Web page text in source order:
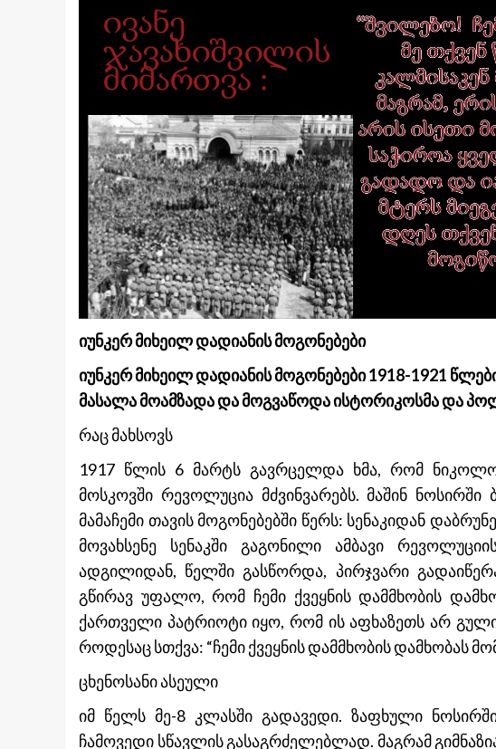
იუნკერ მიხეილ დადიანის მოგონებები
იუნკერ მიხეილ დადიანის მოგონებები 1918-1921
მასალა მოამზადა და მოგვაწოდა ისტორიკოსმა და
რაც მახსოვს
1917 წლის 6 მარტს გავრცელდა ხმა, რომ
მოსკოვში რევოლუცია მძვინვარებს. მაშინ ნოსირში
მამაჩემი თავის მოგონებებში წერს: სენაკიდან
მოვახსენე სენაკში გაგონილი ამბავი
ადგილიდან, წელში გასწორდა, პირჯვარი
გწირავ უფალო, რომ ჩემი ქვეყნის დამმხობის
ქართველი პატრიოტი იყო, რომ ის აფხაზეთს არ
როდესაც სთქვა: “ჩემი ქვეყნის დამმხობის დამხობას
ცხენოსანი ასეული
იმ წელს მე-8 კლასში გადავედი. ზაფხული
ჩამოვედი სწავლის გასაგრძელებლად. მაგრამ